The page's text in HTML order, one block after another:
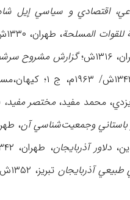
اقتصادي و سیاسي إیل
للقوات المسلحة، طهران، ۱۳۳۰ش؛ فقیه، جمال‌الدین،
گزارش مشروح
مختصر مفید،
باستاني وجمعیت‌شناسي آن، طهران، ۱۳۴۹ش؛
دلاور آذربایجان، طهران، ۱۳۴۲ش؛ م.ن،
طبیعي آذربایجانتبریز، ۱۳۵۲ش؛ واله أصفهاني، محمدیوسف،